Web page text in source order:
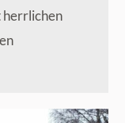
herrlichen